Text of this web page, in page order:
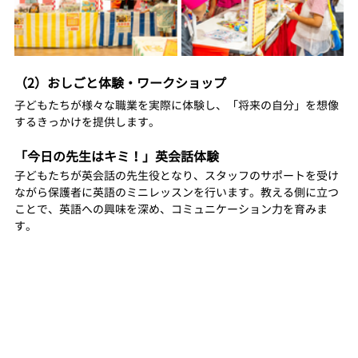
（2）おしごと体験・ワークショップ
子どもたちが様々な職業を実際に体験し、「将来の自分」を想像
するきっかけを提供します。
「今日の先生はキミ！」英会話体験
子どもたちが英会話の先生役となり、スタッフのサポートを受け
ながら保護者に英語のミニレッスンを行います。教える側に立つ
ことで、英語への興味を深め、コミュニケーション力を育みま
す。